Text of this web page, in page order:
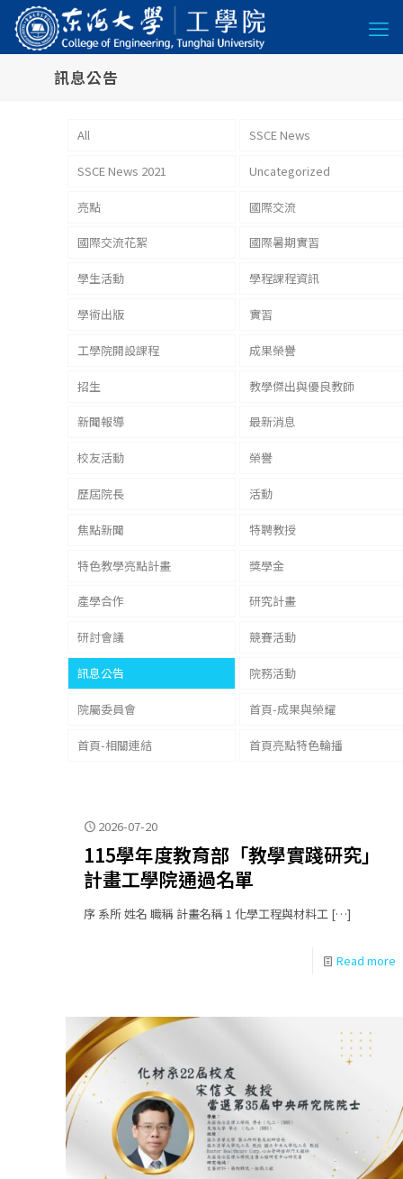
訊息公告
All SSCE News
SSCE News 2021 Uncategorized
亮點 國際交流
國際交流花絮 國際暑期實習
學生活動 學程課程資訊
學術出版 實習
工學院開設課程 成果榮譽
招生 教學傑出與優良教師
新聞報導 最新消息
校友活動 榮譽
歷屆院長 活動
焦點新聞 特聘教授
特色教學亮點計畫 獎學金
產學合作 研究計畫
研討會議 競賽活動
訊息公告 院務活動
院屬委員會 首頁-成果與榮耀
首頁-相關連結 首頁亮點特色輪播
2026-07-20
115學年度教育部「教學實踐研究」
計畫工學院通過名單
序 系所 姓名 職稱 計畫名稱 1 化學工程與材料工 […]
Read more